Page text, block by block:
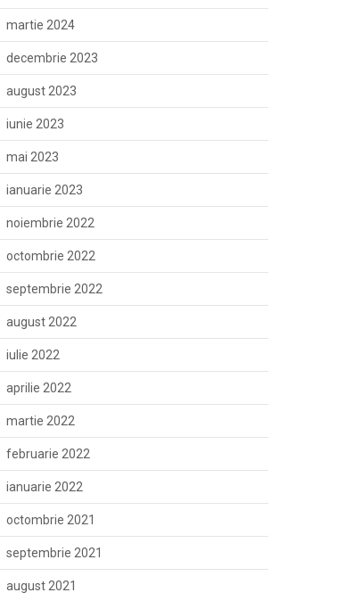
martie 2024
decembrie 2023
august 2023
iunie 2023
mai 2023
ianuarie 2023
noiembrie 2022
octombrie 2022
septembrie 2022
august 2022
iulie 2022
aprilie 2022
martie 2022
februarie 2022
ianuarie 2022
octombrie 2021
septembrie 2021
august 2021